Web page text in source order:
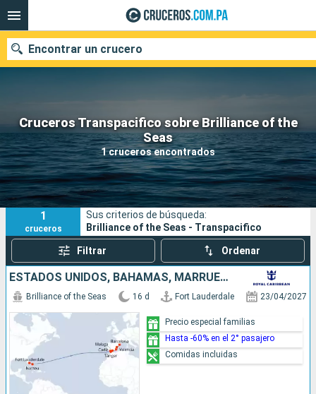
Cruceros Transpacifico sobre Brilliance of the
Seas
1 cruceros encontrados
Encontrar un crucero
Nuestros destinos
Fecha de salida
Puertos Compañías
Buscar
1
cruceros
Sus criterios de búsqueda:
Brilliance of the Seas - Transpacifico
Filtrar Ordenar
ESTADOS UNIDOS, BAHAMAS, MARRUECOS, ESPAÑA
Brilliance of the Seas 16 d Fort Lauderdale 23/04/2027
Precio especial familias
Hasta -60% en el 2° pasajero
Comidas incluidas